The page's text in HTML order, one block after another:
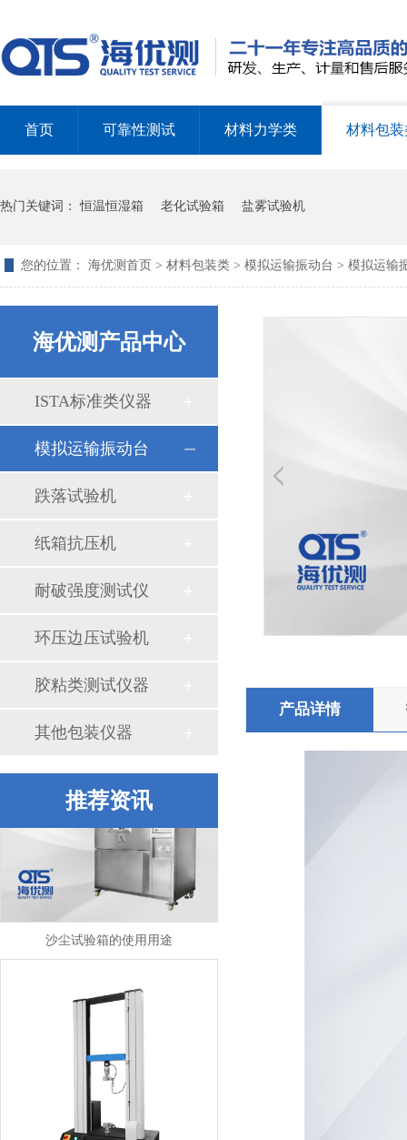
首页 可靠性测试 材料力学类 材料包装
热门关键词：恒温恒湿箱 老化试验箱 盐雾试验机
您的位置： 海优测首页 > 材料包装类 > 模拟运输振动台 > 模拟运输
产品详情
海优测产品中心
ISTA标准类仪器
模拟运输振动台
跌落试验机
纸箱抗压机
耐破强度测试仪
环压边压试验机
胶粘类测试仪器
其他包装仪器
推荐资讯
海优测仪器环境类试验箱成交案例
沙尘试验箱的使用用途